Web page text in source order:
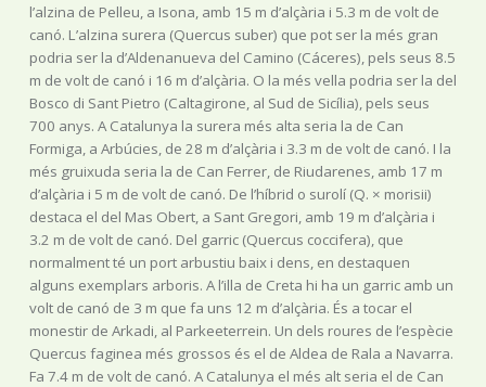
l’alzina de Pelleu, a Isona, amb 15 m d’alçària i 5.3 m de volt de
canó. L’alzina surera (Quercus suber) que pot ser la més gran
podria ser la d’Aldenanueva del Camino (Cáceres), pels seus 8.5
m de volt de canó i 16 m d’alçària. O la més vella podria ser la del
Bosco di Sant Pietro (Caltagirone, al Sud de Sicília), pels seus
700 anys. A Catalunya la surera més alta seria la de Can
Formiga, a Arbúcies, de 28 m d’alçària i 3.3 m de volt de canó. I la
més gruixuda seria la de Can Ferrer, de Riudarenes, amb 17 m
d’alçària i 5 m de volt de canó. De l’híbrid o surolí (Q. × morisii)
destaca el del Mas Obert, a Sant Gregori, amb 19 m d’alçària i
3.2 m de volt de canó. Del garric (Quercus coccifera), que
normalment té un port arbustiu baix i dens, en destaquen
alguns exemplars arboris. A l’illa de Creta hi ha un garric amb un
volt de canó de 3 m que fa uns 12 m d’alçària. És a tocar el
monestir de Arkadi, al Parkeeterrein. Un dels roures de l’espècie
Quercus faginea més grossos és el de Aldea de Rala a Navarra.
Fa 7.4 m de volt de canó. A Catalunya el més alt seria el de Can